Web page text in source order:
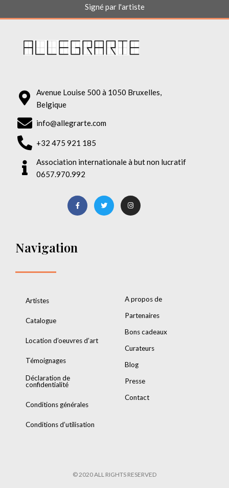
Signé par l'artiste
Avenue Louise 500 à 1050 Bruxelles,
Belgique
info@allegrarte.com
+32 475 921 185
Association internationale à but non lucratif
0657.970.992
Navigation
Artistes
Catalogue
Location d’oeuvres d’art
Témoignages
Déclaration de
confidentialité
Conditions générales
Conditions d’utilisation
A propos de
Partenaires
Bons cadeaux
Curateurs
Blog
Presse
Contact
© 2020 ALL RIGHTS RESERVED